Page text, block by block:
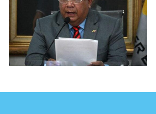
a
d
a
s